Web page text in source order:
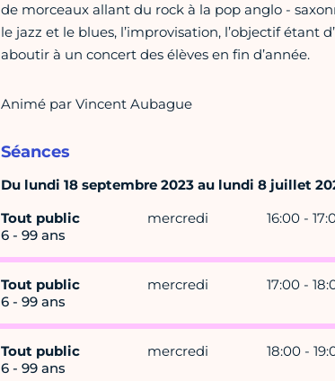
de morceaux allant du rock à la pop anglo -
le jazz et le blues, l’improvisation, l’objectif étant
aboutir à un concert des élèves en fin d’année.
Animé par Vincent Aubague
Séances
Du lundi 18 septembre 2023 au lundi 8 juillet
Tout public
6 - 99 ans
mercredi 16:00 -
Tout public
6 - 99 ans
mercredi 17:00 -
Tout public
6 - 99 ans
mercredi 18:00 -